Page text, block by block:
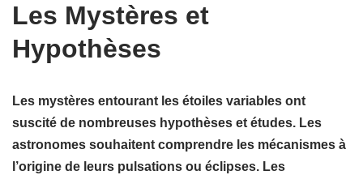
Les Mystères et
Hypothèses
Les mystères entourant les étoiles variables ont
suscité de nombreuses hypothèses et études. Les
astronomes souhaitent comprendre les mécanismes à
l’origine de leurs pulsations ou éclipses. Les